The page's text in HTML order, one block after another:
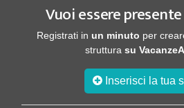
Vuoi essere
Registrati in un minuto per
struttura su
Inserisci la tua